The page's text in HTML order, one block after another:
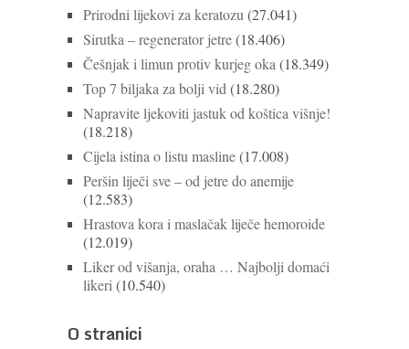
Prirodni lijekovi za keratozu (27.041)
Sirutka – regenerator jetre(18.406)
Češnjak i limun protiv kurjeg oka (18.349)
Top 7 biljaka za bolji vid (18.280)
Napravite ljekoviti jastuk od koštica višnje!
(18.218)
Cijela istina o listu masline(17.008)
Peršin liječi sve – od jetre do anemije
(12.583)
Hrastova kora i maslačak liječe hemoroide
(12.019)
Liker od višanja, oraha … Najbolji domaći
likeri (10.540)
O stranici